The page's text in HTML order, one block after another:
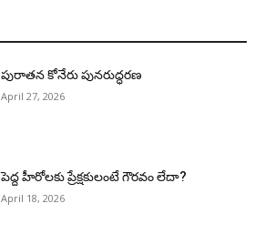
పురాత‌న కోనేరు పున‌రుద్ధ‌ర‌ణ
April 27, 2026
పెద్ద హీరోల‌కు ప్రేక్ష‌కులంటే గౌర‌వం లేదా?
April 18, 2026